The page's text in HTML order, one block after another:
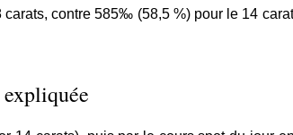
contre 585‰ (58,5 %) pour le 14